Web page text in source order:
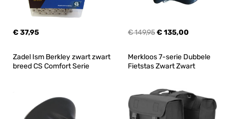
€ 37,95 € 149,95€ 135,00
Zadel Ism Berkley zwart zwart
breed CS Comfort Serie
Merkloos 7-serie Dubbele
Fietstas Zwart Zwart